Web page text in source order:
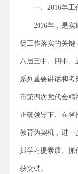
一、2016年工
2016年，是
促工作落实的关键
八届三中、四中
系列重要讲话和考
市第四次党代会精
正确领导下、在省
教育为契机，进一
抓学习提素质、抓
获突破。